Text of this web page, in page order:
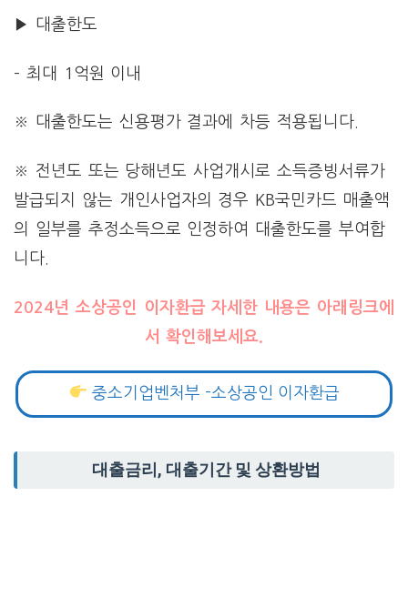
▶ 대출한도
– 최대 1억원 이내
※ 대출한도는 신용평가 결과에 차등 적용됩니다.
※ 전년도 또는 당해년도 사업개시로 소득증빙서류가
발급되지 않는 개인사업자의 경우
KB국민카드 매출액
의 일부를 추정소득으로 인정하여 대출한도를 부여합
니다.
2024년 소상공인 이자환급 자세한 내용은 아래링크에
서 확인해보세요.
중소기업벤처부 -소상공인 이자환급
대출금리, 대출기간 및 상환방법